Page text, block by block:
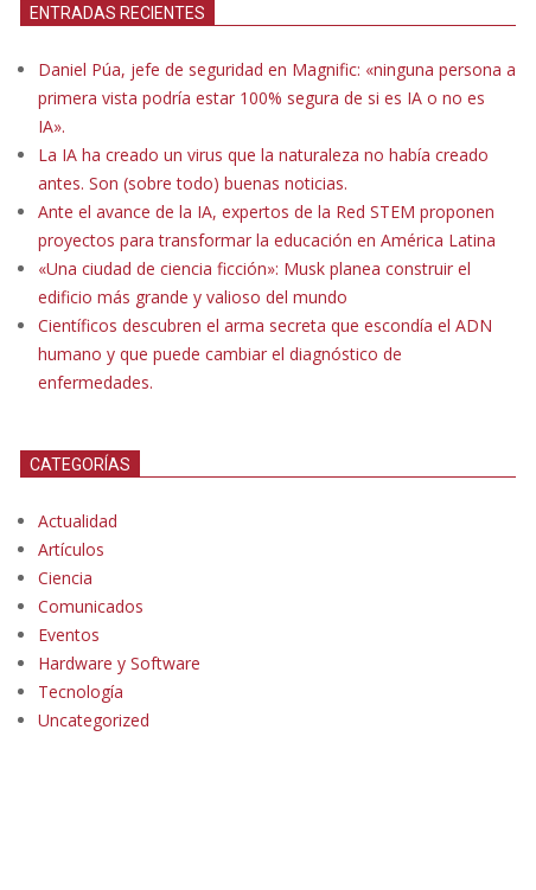
ENTRADAS RECIENTES
Daniel Púa, jefe de seguridad en Magnific: «ninguna persona a
primera vista podría estar 100% segura de si es IA o no es
IA».
La IA ha creado un virus que la naturaleza no había creado
antes. Son (sobre todo) buenas noticias.
Ante el avance de la IA, expertos de la Red STEM proponen
proyectos para transformar la educación en América Latina
«Una ciudad de ciencia ficción»: Musk planea construir el
edificio más grande y valioso del mundo
Científicos descubren el arma secreta que escondía el ADN
humano y que puede cambiar el diagnóstico de
enfermedades.
CATEGORÍAS
Actualidad
Artículos
Ciencia
Comunicados
Eventos
Hardware y Software
Tecnología
Uncategorized